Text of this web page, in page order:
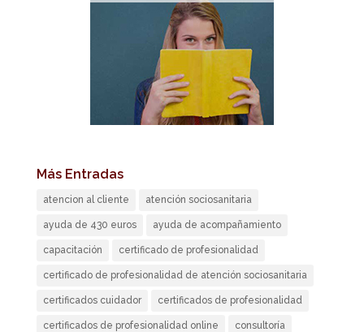
Más Entradas
atencion al cliente atención sociosanitaria
ayuda de 430 euros ayuda de acompañamiento
capacitación certificado de profesionalidad
certificado de profesionalidad de atención sociosanitaria
certificados cuidador certificados de profesionalidad
certificados de profesionalidad online consultoría